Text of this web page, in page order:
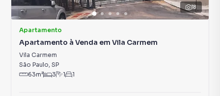
18
Apartamento
Apartamento à Venda em Vila Carmem
Vila Carmem
São Paulo, SP
63m² 3 1 1